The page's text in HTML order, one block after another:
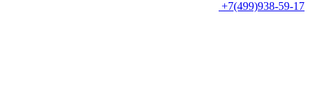
+7(499)938-59-17